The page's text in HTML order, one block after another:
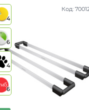
Код:
4
6
4
6